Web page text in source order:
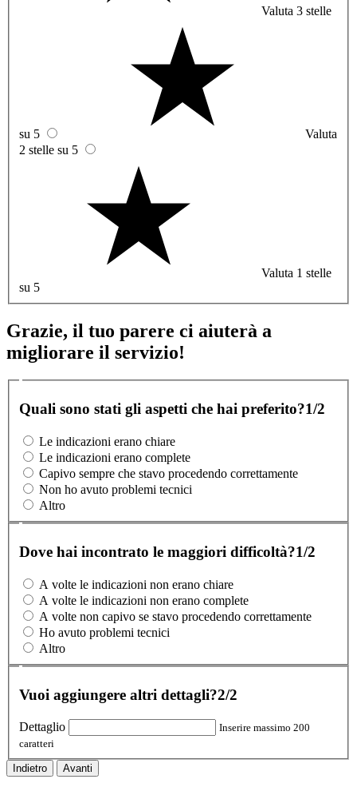
Valuta 3 stelle
su 5
Valuta
2 stelle su 5
Valuta 1 stelle
su 5
Grazie, il tuo parere ci aiuterà a
migliorare il servizio!
Quali sono stati gli aspetti che hai preferito?1/2
Le indicazioni erano chiare
Le indicazioni erano complete
Capivo sempre che stavo procedendo correttamente
Non ho avuto problemi tecnici
Altro
Dove hai incontrato le maggiori difficoltà?1/2
A volte le indicazioni non erano chiare
A volte le indicazioni non erano complete
A volte non capivo se stavo procedendo correttamente
Ho avuto problemi tecnici
Altro
Vuoi aggiungere altri dettagli?2/2
Dettaglio
Inserire massimo 200
caratteri
Indietro Avanti